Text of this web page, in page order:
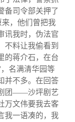
备司令部关押了
来，他们曾把我
讯我时，伪法官
不料让我偷看到
的蒋介石，在台
名满清华园等
并不多。在回答
团——沙坪剧艺
万文伟要我去客
我一语凑的，我